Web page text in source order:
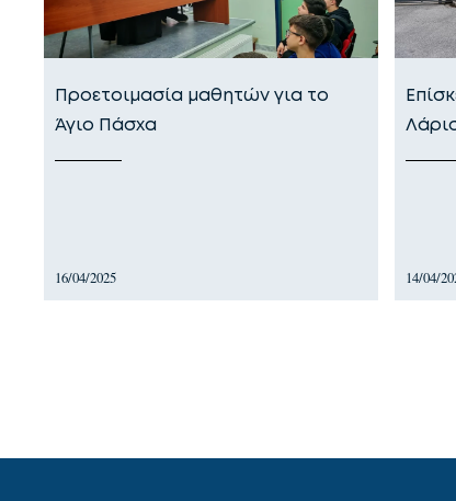
Προετοιμασία μαθητών για το
Άγιο Πάσχα
16/04/2025 14/04/